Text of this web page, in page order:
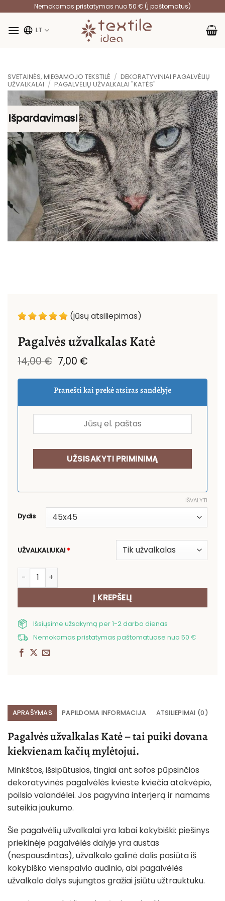
content
Nemokamas pristatymas nuo 50 € (į paštomatus)
LT
SVETAINĖS, MIEGAMOJO TEKSTILĖ / DEKORATYVINIAI PAGALVĖLIŲ
UŽVALKALAI / PAGALVĖLIŲ UŽVALKALAI "KATĖS"
Išpardavimas!
(jūsų atsiliepimas)
Pagalvės užvalkalas Katė
14,00€ Original
price
was:
14,00 €.
7,00 €Current
is:
7,00 €.
Pranešti kai prekė atsiras sandėlyje
Dydis
IŠVALYTI
UŽVALKALIUKAI*
produkto kiekis: Pagalvės užvalkalas Katė
Į KREPŠELĮ
Išsiųsime užsakymą per 1-2 darbo dienas
Nemokamas pristatymas paštomatuose nuo 50 €
APRAŠYMAS PAPILDOMA INFORMACIJA ATSILIEPIMAI (0)
Pagalvės užvalkalas Katė – tai puiki dovana
kiekvienam kačių mylėtojui.
Minkštos, išsipūtusios, tingiai ant sofos pūpsinčios
dekoratyvinės pagalvėlės kvieste kviečia atokvėpio,
poilsio valandėlei. Jos pagyvina interjerą ir namams
suteikia jaukumo.
Šie pagalvėlių užvalkalai yra labai kokybiški: piešinys
priekinėje pagalvėlės dalyje yra austas
(nespausdintas), užvalkalo galinė dalis pasiūta iš
kokybiško vienspalvio audinio, abi pagalvėlės
užvalkalo dalys sujungtos gražiai įsiūtu užtrauktuku.